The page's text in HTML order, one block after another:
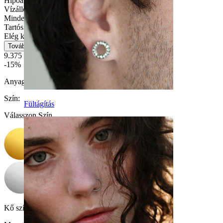
Fültágítás
Vízálló
Mindennapi használat
Tartós
Elég könnyű
Tovább
9.375 Ft
11.029 Ft
-15%
Anyag:
Szín:
Válasszon Szín
Kő színe:Átlátszó